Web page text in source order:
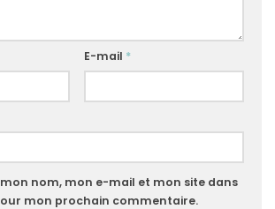
E-mail *
nom, mon e-mail et mon site dans
mon prochain commentaire.